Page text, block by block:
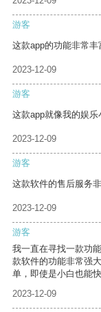
游客
这款app的功能非常丰
2023-12-09
游客
这款app就像我的娱乐
2023-12-09
游客
这款软件的售后服务
2023-12-09
游客
我一直在寻找一款功
款软件的功能非常强
单，即使是小白也能快
2023-12-09